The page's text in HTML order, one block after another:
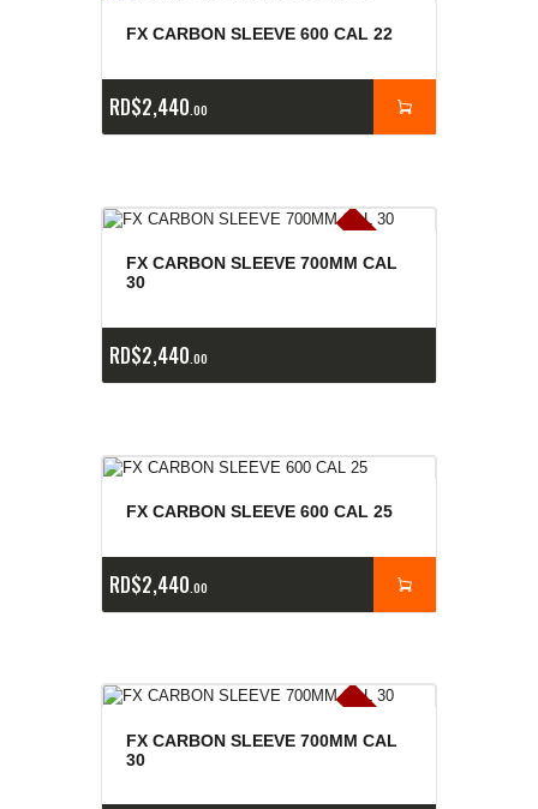
FX CARBON SLEEVE 600 CAL 22
RD$2,440 00
E
x
is
t
e
n
c
ia
s
a
g
o
t
a
d
a
s
FX CARBON SLEEVE 700MM CAL
30
RD$2,440 00
FX CARBON SLEEVE 600 CAL 25
RD$2,440 00
E
x
is
t
e
n
c
ia
s
a
g
o
t
a
d
a
s
FX CARBON SLEEVE 700MM CAL
30